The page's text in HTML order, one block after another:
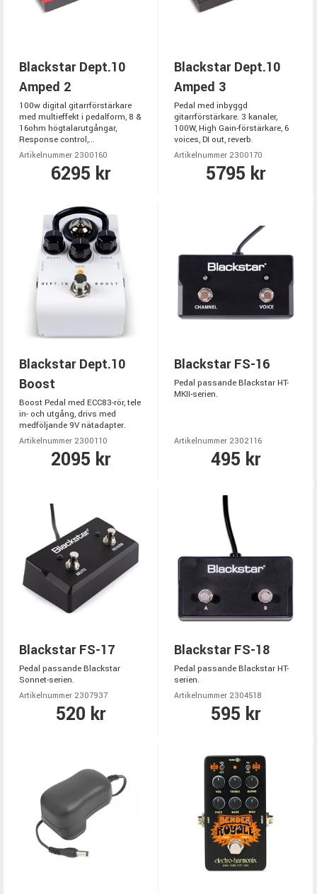
Blackstar Dept.10
Amped 2
100w digital gitarrförstärkare
med multieffekt i pedalform, 8 &
16ohm högtalarutgångar,
Response control,...
Artikelnummer 2300160
6295 kr
Blackstar Dept.10
Amped 3
Pedal med inbyggd
gitarrförstärkare. 3 kanaler,
100W, High Gain-förstärkare, 6
voices, DI out, reverb.
Artikelnummer 2300170
5795 kr
Blackstar Dept.10
Boost
Boost Pedal med ECC83-rör, tele
in- och utgång, drivs med
medföljande 9V nätadapter.
Artikelnummer 2300110
2095 kr
Blackstar FS-16
Pedal passande Blackstar HT-
MKII-serien.
Artikelnummer 2302116
495 kr
Blackstar FS-17
Pedal passande Blackstar
Sonnet-serien.
Artikelnummer 2307937
520 kr
Blackstar FS-18
Pedal passande Blackstar HT-
serien.
Artikelnummer 2304518
595 kr